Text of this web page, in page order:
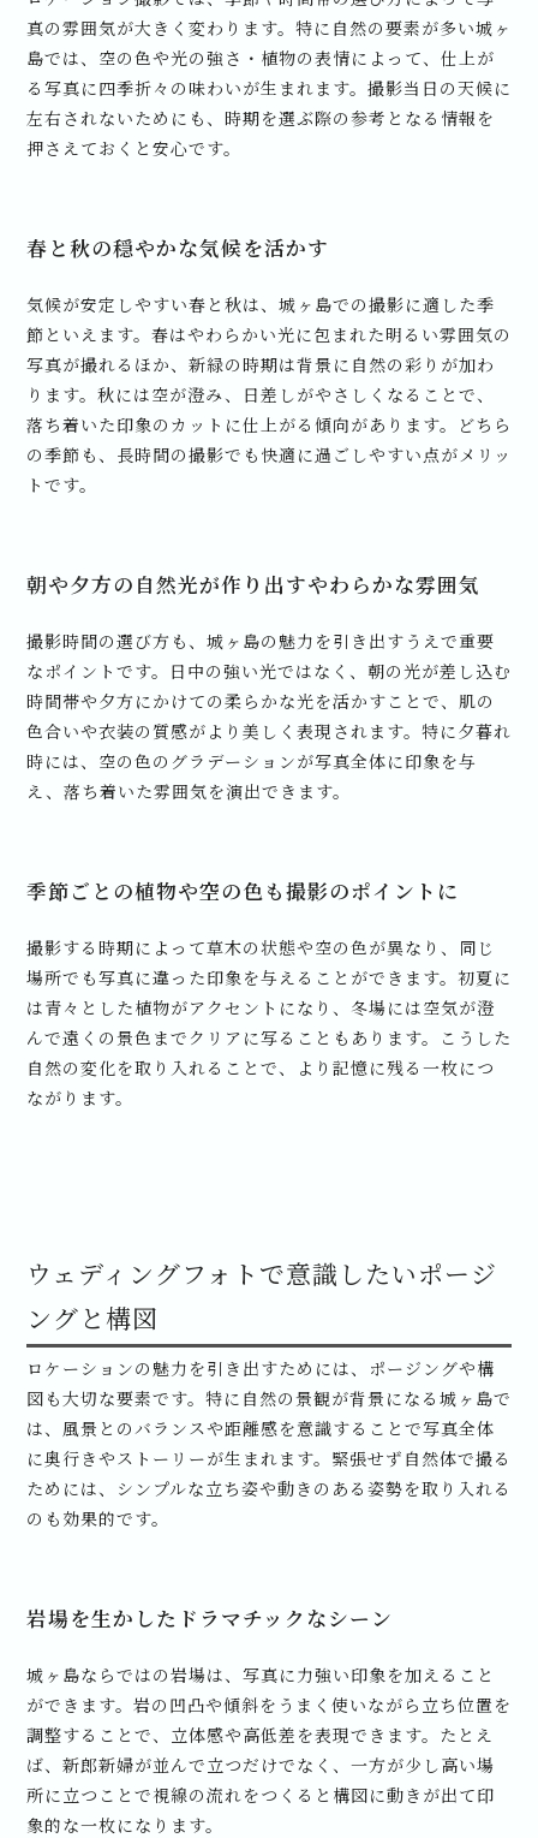
真の雰囲気が大きく変わります。特に自然の要素が多い城ヶ
島では、空の色や光の強さ・植物の表情によって、仕上が
る写真に四季折々の味わいが生まれます。撮影当日の天候に
左右されないためにも、時期を選ぶ際の参考となる情報を
押さえておくと安心です。
春と秋の穏やかな気候を活かす
気候が安定しやすい春と秋は、城ヶ島での撮影に適した季
節といえます。春はやわらかい光に包まれた明るい雰囲気の
写真が撮れるほか、新緑の時期は背景に自然の彩りが加わ
ります。秋には空が澄み、日差しがやさしくなることで、
落ち着いた印象のカットに仕上がる傾向があります。どちら
の季節も、長時間の撮影でも快適に過ごしやすい点がメリッ
トです。
朝や夕方の自然光が作り出すやわらかな雰囲気
撮影時間の選び方も、城ヶ島の魅力を引き出すうえで重要
なポイントです。日中の強い光ではなく、朝の光が差し込む
時間帯や夕方にかけての柔らかな光を活かすことで、肌の
色合いや衣装の質感がより美しく表現されます。特に夕暮れ
時には、空の色のグラデーションが写真全体に印象を与
え、落ち着いた雰囲気を演出できます。
季節ごとの植物や空の色も撮影のポイントに
撮影する時期によって草木の状態や空の色が異なり、同じ
場所でも写真に違った印象を与えることができます。初夏に
は青々とした植物がアクセントになり、冬場には空気が澄
んで遠くの景色までクリアに写ることもあります。こうした
自然の変化を取り入れることで、より記憶に残る一枚につ
ながります。
ウェディングフォトで意識したいポージ
ングと構図
ロケーションの魅力を引き出すためには、ポージングや構
図も大切な要素です。特に自然の景観が背景になる城ヶ島で
は、風景とのバランスや距離感を意識することで写真全体
に奥行きやストーリーが生まれます。緊張せず自然体で撮る
ためには、シンプルな立ち姿や動きのある姿勢を取り入れる
のも効果的です。
岩場を生かしたドラマチックなシーン
城ヶ島ならではの岩場は、写真に力強い印象を加えること
ができます。岩の凹凸や傾斜をうまく使いながら立ち位置を
調整することで、立体感や高低差を表現できます。たとえ
ば、新郎新婦が並んで立つだけでなく、一方が少し高い場
所に立つことで視線の流れをつくると構図に動きが出て印
象的な一枚になります。